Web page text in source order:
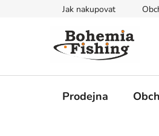
Jak nakupovat
Prodejna